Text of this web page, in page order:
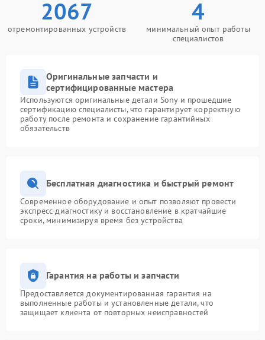
2067
отремонтированных устройств
4
минимальный опыт работы
специалистов
Оригинальные запчасти и
сертифицированные мастера
Используются оригинальные детали Sony и прошедшие
сертификацию специалисты, что гарантирует корректную
работу после ремонта и сохранение гарантийных
обязательств
Бесплатная диагностика и быстрый ремонт
Современное оборудование и опыт позволяют провести
экспресс-диагностику и восстановление в кратчайшие
сроки, минимизируя время без устройства
Гарантия на работы и запчасти
Предоставляется документированная гарантия на
выполненные работы и установленные детали, что
защищает клиента от повторных неисправностей